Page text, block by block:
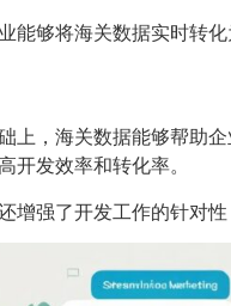
能够将海关数据实时转
上，海关数据能够帮助
开发效率和转化率。
强了开发工作的针对性